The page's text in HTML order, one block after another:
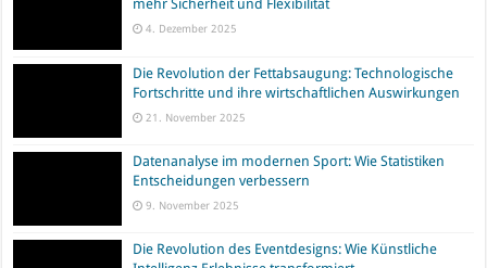
Die Revolution der Fettabsaugung: Technologische
21. November 2025
Datenanalyse im modernen Sport: Wie Statistiken
9. November 2025
Die Revolution des Eventdesigns: Wie Künstliche Intelligenz
Erlebnisse transformiert
22. Oktober 2025